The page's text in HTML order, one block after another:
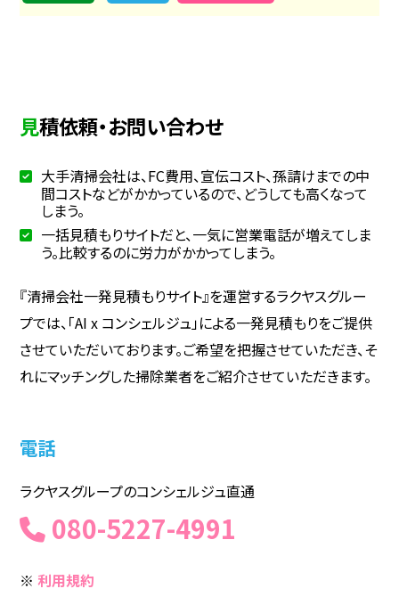
見積依頼・お問い合わせ
大手清掃会社は、FC費用、宣伝コスト、孫請けまでの中
間コストなどがかかっているので、どうしても高くなって
しまう。
一括見積もりサイトだと、一気に営業電話が増えてしま
う。比較するのに労力がかかってしまう。
『清掃会社一発見積もりサイト』を運営するラクヤスグルー
プでは、「AI x コンシェルジュ」による一発見積もりをご提供
させていただいております。ご希望を把握させていただき、そ
れにマッチングした掃除業者をご紹介させていただきます。
電話
ラクヤスグループのコンシェルジュ直通
080-5227-4991
※利用規約